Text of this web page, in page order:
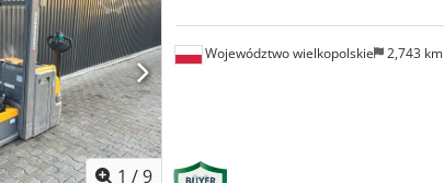
1 /9
Województwo wielkopolskie 2,743 km